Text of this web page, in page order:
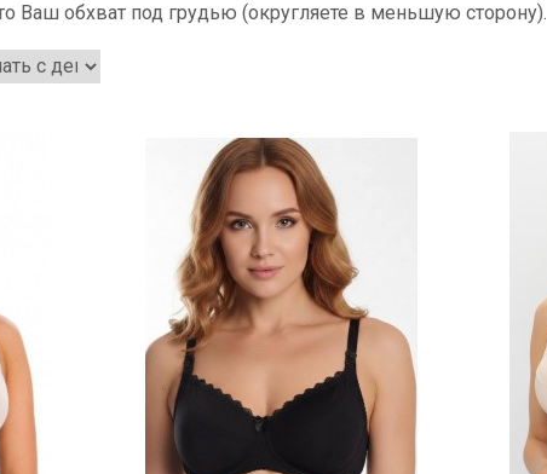
Ваш обхват под грудью (округляете в меньшую сторону).